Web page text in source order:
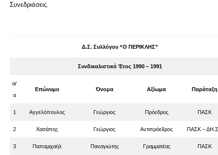
Συνεδριάσεις.
Δ.Σ. Συλλόγου “Ο ΠΕΡΙΚΛΗΣ”
Συνδικαλιστικό Έτος 1990 – 1991
α/
α
Επώνυμο Όνομα Αξίωμα Παράταξη
1 Αγγελόπουλος Γεώργιος Πρόεδρος ΠΑΣΚ
2 Χασάπης Γεώργιος Αντιπρόεδρος ΠΑΣΚ –
3 Παπαμιχαήλ Παναγιώτης Γραμματέας ΠΑΣΚ